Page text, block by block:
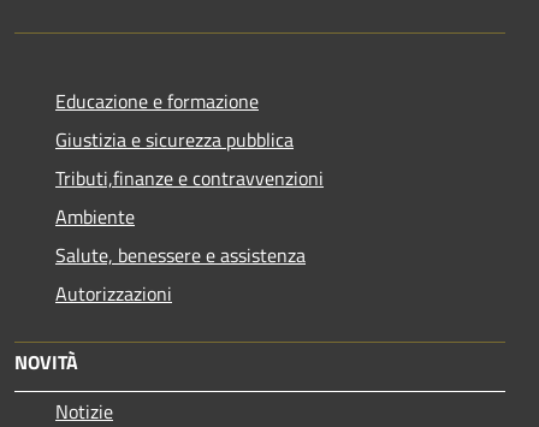
Educazione e formazione
Giustizia e sicurezza pubblica
Tributi,finanze e contravvenzioni
Ambiente
Salute, benessere e assistenza
Autorizzazioni
NOVITÀ
Notizie